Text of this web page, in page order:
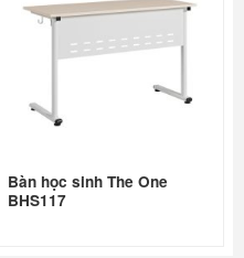
Bàn học sinh The One
BHS117